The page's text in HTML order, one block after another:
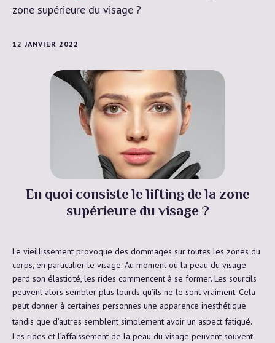
zone supérieure du visage ?
12 JANVIER 2022
En quoi consiste le lifting de la zone
supérieure du visage ?
Le vieillissement provoque des dommages sur toutes les zones du
corps, en particulier le visage. Au moment où la peau du visage
perd son élasticité, les rides commencent à se former. Les sourcils
peuvent alors sembler plus lourds qu’ils ne le sont vraiment. Cela
peut donner à certaines personnes une apparence inesthétique
tandis que d’autres semblent simplement avoir un aspect fatigué.
Les rides et l’affaissement de la peau du visage peuvent souvent